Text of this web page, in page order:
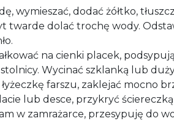
wymieszać, dodać żółtko,
twarde dolać trochę wody.
na cienki placek,
Wycinać szklanką lub
farszu, zaklejać mocno
lub desce, przykryć ściereczką
w zamrażarce, przesypuję do